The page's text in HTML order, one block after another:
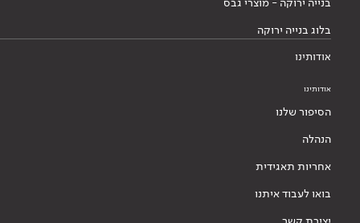
בלוג בנייה ירוקה
אודותינו
אודותינו
הסיפור שלנו
הנהלה
אחריות תאגידית
בואו לעבוד איתנו
יצירת קשר